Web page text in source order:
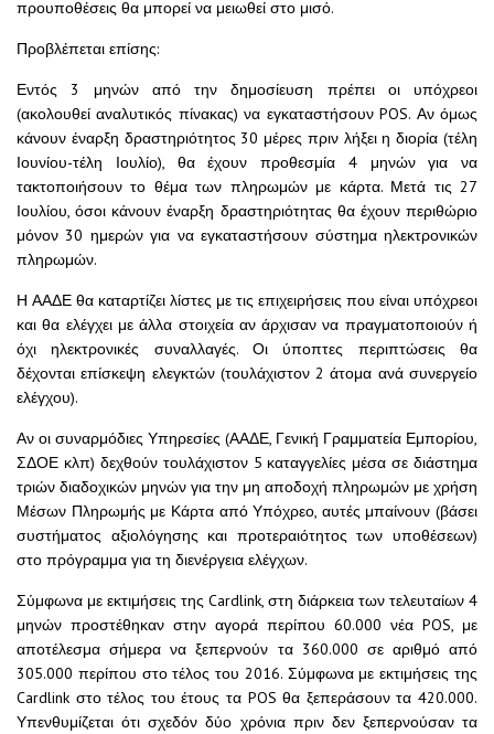
προυποθέσεις θα μπορεί να μειωθεί στο μισό.
Προβλέπεται επίσης:
Εντός 3 μηνών από την δημοσίευση πρέπει οι υπόχρεοι
(ακολουθεί αναλυτικός πίνακας) να εγκαταστήσουν POS. Αν όμως
κάνουν έναρξη δραστηριότητος 30 μέρες πριν λήξει η διορία (τέλη
Ιουνίου-τέλη Ιουλίο), θα έχουν προθεσμία 4 μηνών για να
τακτοποιήσουν το θέμα των πληρωμών με κάρτα. Μετά τις 27
Ιουλίου, όσοι κάνουν έναρξη δραστηριότητας θα έχουν περιθώριο
μόνον 30 ημερών για να εγκαταστήσουν σύστημα ηλεκτρονικών
πληρωμών.
Η ΑΑΔΕ θα καταρτίζει λίστες με τις επιχειρήσεις που είναι υπόχρεοι
και θα ελέγχει με άλλα στοιχεία αν άρχισαν να πραγματοποιούν ή
όχι ηλεκτρονικές συναλλαγές. Οι ύποπτες περιπτώσεις θα
δέχονται επίσκεψη ελεγκτών (τουλάχιστον 2 άτομα ανά συνεργείο
ελέγχου).
Αν οι συναρμόδιες Υπηρεσίες (ΑΑΔΕ, Γενική Γραμματεία Εμπορίου,
ΣΔΟΕ κλπ) δεχθούν τουλάχιστον 5 καταγγελίες μέσα σε διάστημα
τριών διαδοχικών μηνών για την μη αποδοχή πληρωμών με χρήση
Μέσων Πληρωμής με Κάρτα από Υπόχρεο, αυτές μπαίνουν (βάσει
συστήματος αξιολόγησης και προτεραιότητος των υποθέσεων)
στο πρόγραμμα για τη διενέργεια ελέγχων.
Σύμφωνα με εκτιμήσεις της Cardlink, στη διάρκεια των τελευταίων 4
μηνών προστέθηκαν στην αγορά περίπου 60.000 νέα POS, με
αποτέλεσμα σήμερα να ξεπερνούν τα 360.000 σε αριθμό από
305.000 περίπου στο τέλος του 2016. Σύμφωνα με εκτιμήσεις της
Cardlink στο τέλος του έτους τα POS θα ξεπεράσουν τα 420.000.
Υπενθυμίζεται ότι σχεδόν δύο χρόνια πριν δεν ξεπερνούσαν τα